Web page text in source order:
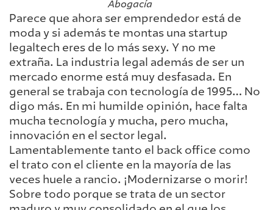
Abogacía
Parece que ahora ser emprendedor está de
moda y si además te montas una startup
legaltech eres de lo más sexy. Y no me
extraña. La industria legal además de ser un
mercado enorme está muy desfasada. En
general se trabaja con tecnología de 1995… No
digo más. En mi humilde opinión, hace falta
mucha tecnología y mucha, pero mucha,
innovación en el sector legal.
Lamentablemente tanto el back office como
el trato con el cliente en la mayoría de las
veces huele a rancio. ¡Modernizarse o morir!
Sobre todo porque se trata de un sector